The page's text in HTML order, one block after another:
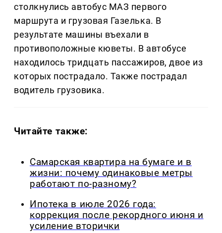
столкнулись автобус МАЗ первого
маршрута и грузовая Газелька. В
результате машины въехали в
противоположные кюветы. В автобусе
находилось тридцать пассажиров, двое из
которых пострадало. Также пострадал
водитель грузовика.
Читайте также:
Самарская квартира на бумаге и в
жизни: почему одинаковые метры
работают по-разному?
Ипотека в июле 2026 года:
коррекция после рекордного июня и
усиление вторички